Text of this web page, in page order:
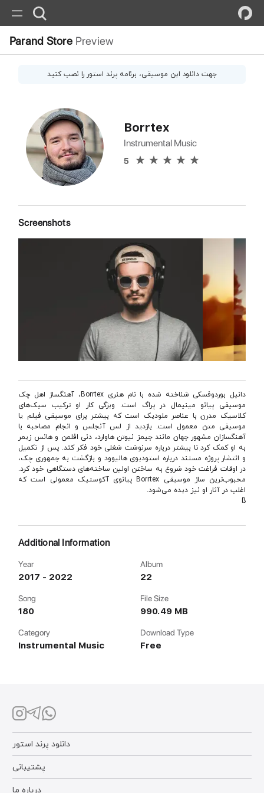
Parand Store Preview
جهت دانلود این موسیقی، برنامه پرند استور را نصب کنید
Borrtex
Instrumental Music
5
Screenshots
دانیل بوردوفسکی شناخته شده با نام هنری Borrtex، آهنگساز اهل چک
موسیقی پیانو مینیمال در پراگ است. ویژگی کار او ترکیب سبک‌های
کلاسیک مدرن با عناصر ملودیک است که بیشتر برای موسیقی فیلم یا
موسیقی متن معمول است. بازدید از لس آنجلس و انجام مصاحبه با
آهنگسازان مشهور جهان مانند جیمز نیوتن هاوارد، دنی افلمن و هانس زیمر
به او کمک کرد تا بیشتر درباره سرنوشت شغلی خود فکر کند. پس از تکمیل
و انتشار پروژه مستند درباره استودیوی هالیوود و بازگشت به جمهوری چک،
در اوقات فراغت خود شروع به ساختن اولین ساخته‌های دستگاهی خود کرد.
محبوب‌ترین ساز موسیقی Borrtex پیانوی آکوستیک معمولی است که
اغلب در آثار او نیز دیده می‌شود.
ß
Additional Information
Year
2017 - 2022
Album
22
Song
180
File Size
990.49 MB
Category
Instrumental Music
Download Type
Free
درباره ما
پشتیبانی
دانلود پرند استور